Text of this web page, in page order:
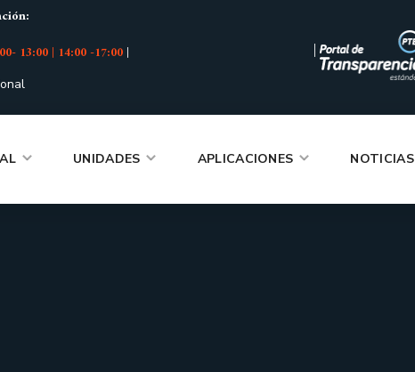
13:00 | 14:00 -17:00| |
UNIDADES APLICACIONES NOTICIAS